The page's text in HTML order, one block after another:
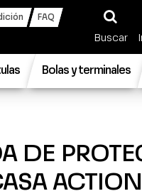
FAQ
Buscar
Bolas y terminales
DE